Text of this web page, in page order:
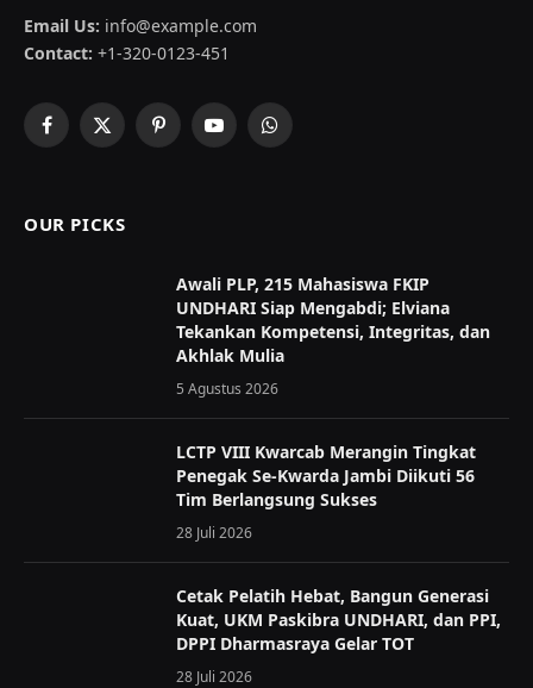
Email Us: info@example.com
Contact: +1-320-0123-451
Facebook
X
PinterestYouTubeWhatsApp
OUR PICKS
Awali PLP, 215 Mahasiswa FKIP
UNDHARI Siap Mengabdi; Elviana
Tekankan Kompetensi, Integritas, dan
Akhlak Mulia
5 Agustus 2026
LCTP VIII Kwarcab Merangin Tingkat
Penegak Se-Kwarda Jambi Diikuti 56
Tim Berlangsung Sukses
28 Juli 2026
Cetak Pelatih Hebat, Bangun Generasi
Kuat, UKM Paskibra UNDHARI, dan PPI,
DPPI Dharmasraya Gelar TOT
28 Juli 2026